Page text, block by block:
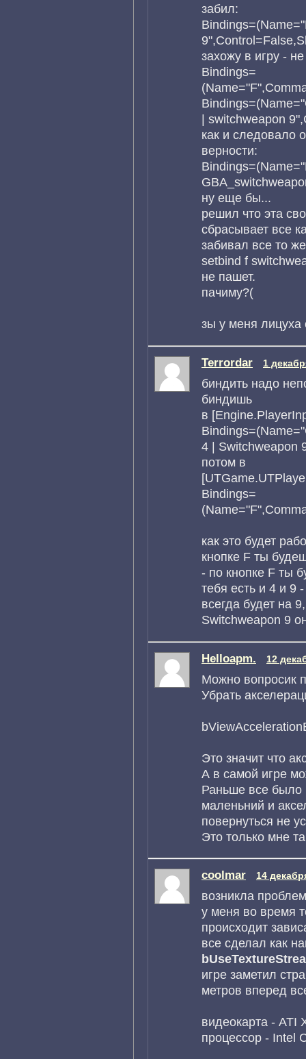
забил:
захожу в игру -
Bindings=
| switchweapon
как и следовало
верности:
ну еще бы...
решил что эта
сбрасывает все
забивал все то
setbind f
не пашет.
пачиму?(
зы у меня лицуха
Terrordar 1
биндить надо
биндишь
в
4 | Switchweapon
потом в
Bindings=
как это будет
кнопке F ты
- по кнопке F ты
тебя есть и 4 и 9
всегда будет на
Switchweapon 9
Helloapm. 12
Можно вопросик
Убрать
Это значит что
А в самой игре
Раньше все было
маленьний и
повернуться не
Это только мне
coolmar 14
возникла
у меня во время
происходит
все сделал как
игре заметил
метров вперед
видеокарта - ATI
процессор - Intel